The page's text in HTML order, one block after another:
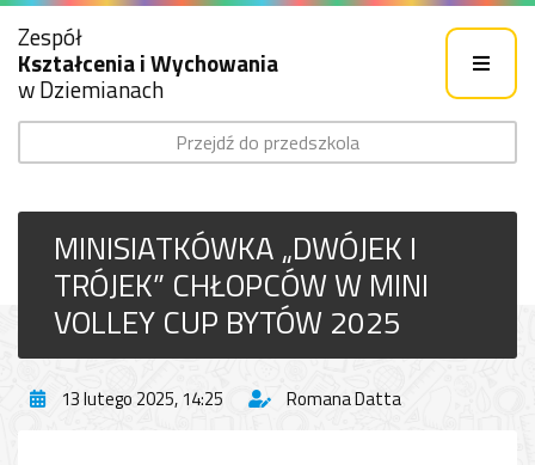
Zespół
Kształcenia i Wychowania
w Dziemianach
Przejdź do przedszkola
MINISIATKÓWKA „DWÓJEK I
TRÓJEK” CHŁOPCÓW W MINI
VOLLEY CUP BYTÓW 2025
13 lutego 2025, 14:25 Romana Datta